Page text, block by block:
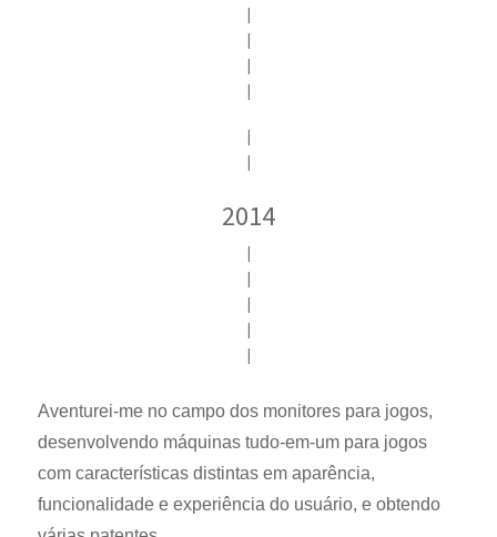
|
|
|
|
|
|
2014
|
|
|
|
|
Aventurei-me no campo dos monitores para jogos,
desenvolvendo máquinas tudo-em-um para jogos
com características distintas em aparência,
funcionalidade e experiência do usuário, e obtendo